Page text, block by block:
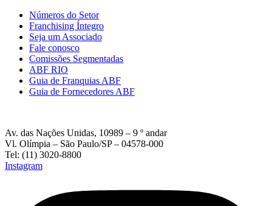
Números do Setor
Franchising Íntegro
Seja um Associado
Fale conosco
Comissões Segmentadas
ABF RIO
Guia de Franquias ABF
Guia de Fornecedores ABF
Av. das Nações Unidas, 10989 – 9 º andar
Vl. Olímpia – São Paulo/SP – 04578-000
Tel: (11) 3020-8800
Instagram